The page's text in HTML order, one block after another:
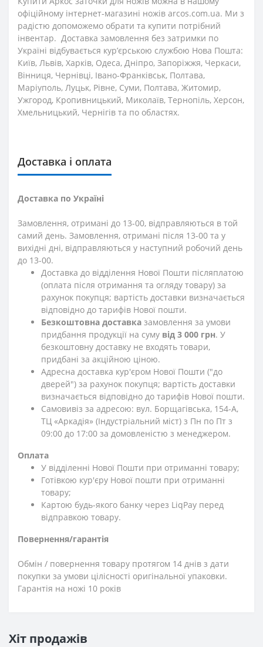
офіційному інтернет-магазині ножів arcos.com.ua. Ми з
радістю допоможемо обрати та купити потрібний
інвентар. Доставка замовлення без затримки по
Україні відбувається кур’єрською службою Нова Пошта:
Київ, Львів, Харків, Одеса, Дніпро, Запоріжжя, Черкаси,
Вінниця, Чернівці, Івано-Франківськ, Полтава,
Маріуполь, Луцьк, Рівне, Суми, Полтава, Житомир,
Ужгород, Кропивницький, Миколаїв, Тернопіль, Херсон,
Хмельницький, Чернігів та по областях.
Доставка і оплата
Доставка по Україні
Замовлення, отримані до 13-00, відправляються в той
самий день. Замовлення, отримані після 13-00 та у
вихідні дні, відправляються у наступний робочий день
до 13-00.
Доставка до відділення Нової Пошти післяплатою
(оплата після отримання та огляду товару) за
рахунок покупця; вартість доставки визначається
відповідно до тарифів Нової пошти.
Безкоштовна доставка замовлення за умови
придбання продукції на суму від 3 000 грн. У
безкоштовну доставку не входять товари,
придбані за акційною ціною.
Адресна доставка кур'єром Нової Пошти ("до
дверей") за рахунок покупця; вартість доставки
визначається відповідно до тарифів Нової пошти.
Самовивіз за адресою: вул. Борщагівська, 154-А,
ТЦ «Аркадія» (Індустріальний міст) з Пн по Пт з
09:00 до 17:00 за домовленістю з менеджером.
Оплата
У відділенні Нової Пошти при отриманні товару;
Готівкою кур'єру Нової пошти при отриманні
товару;
Картою будь-якого банку через LiqPay перед
відправкою товару.
Повернення/гарантія
Обмін / повернення товару протягом 14 днів з дати
покупки за умови цілісності оригінальної упаковки.
Гарантія на ножі 10 років
Хіт продажів